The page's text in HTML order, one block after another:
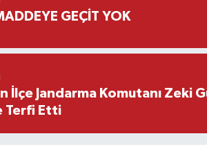
GEÇİT YOK
İlçe Jandarma Komutanı Zeki
Terfi Etti